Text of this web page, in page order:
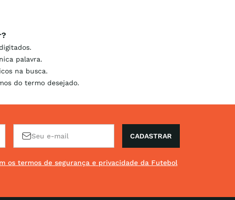
palavra.
na busca.
do termo desejado.
CADASTRAR
os termos de segurança e privacidade da Futebol